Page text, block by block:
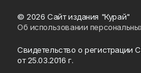
© 2026 Сайт издания "Курай"
Об использовании
Свидетельство о
от 25.03.2016 г.